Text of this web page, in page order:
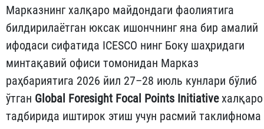
Марказнинг халқаро майдондаги фаолиятига
билдирилаётган юксак ишончнинг яна бир амалий
ифодаси сифатида ICESCO нинг Боку шаҳридаги
минтақавий офиси томонидан Марказ
раҳбариятига 2026 йил 27–28 июль кунлари бўлиб
ўтган Global Foresight Focal Points Initiativeхалқаро
тадбирида иштирок этиш учун расмий таклифнома